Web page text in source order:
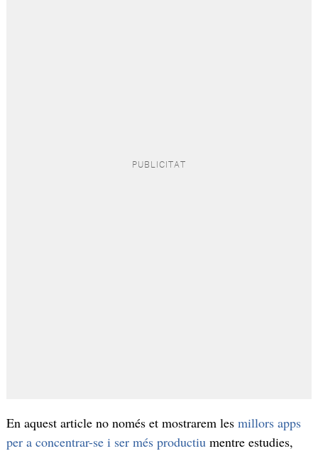
En aquest article no només et mostrarem les millors apps
per a concentrar-se i ser més productiumentre estudies,